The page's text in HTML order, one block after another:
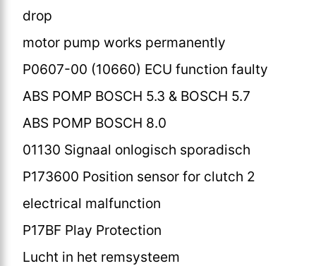
drop
motor pump works permanently
P0607-00 (10660) ECU function faulty
ABS POMP BOSCH 5.3 & BOSCH 5.7
ABS POMP BOSCH 8.0
01130 Signaal onlogisch sporadisch
P173600 Position sensor for clutch 2
electrical malfunction
P17BF Play Protection
Lucht in het remsysteem